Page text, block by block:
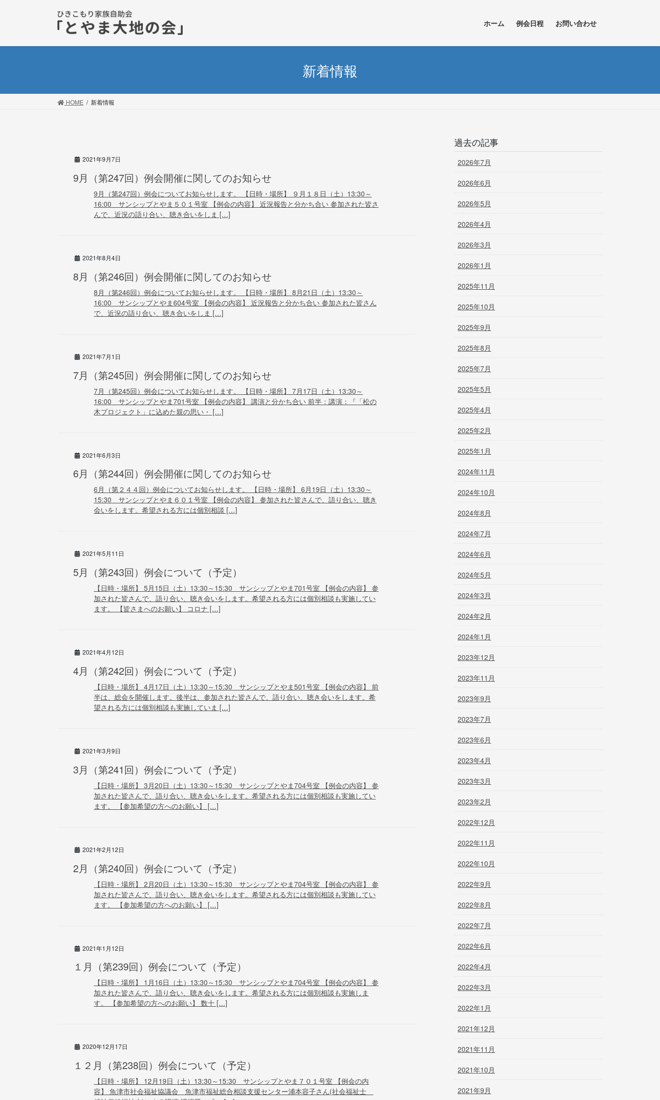
ホーム 例会日程 お問い合わせ
新着情報
HOME 新着情報
2021年9月7日
9月（第247回）例会開催に関してのお知らせ
9月（第247回）例会についてお知らせします。 【日時・場所】 ９月１８日（土）13:30～
16:00 サンシップとやま５０１号室 【例会の内容】 近況報告と分かち合い 参加された皆さ
んで、近況の語り合い、聴き合いをしま […]
2021年8月4日
8月（第246回）例会開催に関してのお知らせ
8月（第246回）例会についてお知らせします。 【日時・場所】 8月21日（土）13:30～
16:00 サンシップとやま604号室 【例会の内容】 近況報告と分かち合い 参加された皆さん
で、近況の語り合い、聴き合いをしま […]
2021年7月1日
7月（第245回）例会開催に関してのお知らせ
7月（第245回）例会についてお知らせします。 【日時・場所】 7月17日（土）13:30～
16:00 サンシップとやま701号室 【例会の内容】 講演と分かち合い 前半：講演：『「松の
木プロジェクト」に込めた親の思い・ […]
2021年6月3日
6月（第244回）例会開催に関してのお知らせ
6月（第２４４回）例会についてお知らせします。 【日時・場所】 6月19日（土）13:30～
15:30 サンシップとやま６０１号室 【例会の内容】 参加された皆さんで、語り合い、聴き
会いをします。希望される方には個別相談 […]
2021年5月11日
5月（第243回）例会について（予定）
【日時・場所】 5月15日（土）13:30～15:30 サンシップとやま701号室 【例会の内容】 参
加された皆さんで、語り合い、聴き会いをします。希望される方には個別相談も実施してい
ます。 【皆さまへのお願い】 コロナ […]
2021年4月12日
4月（第242回）例会について（予定）
【日時・場所】 4月17日（土）13:30～15:30 サンシップとやま501号室 【例会の内容】 前
半は、総会を開催します。後半は、参加された皆さんで、語り合い、聴き会いをします。希
望される方には個別相談も実施していま […]
2021年3月9日
3月（第241回）例会について（予定）
【日時・場所】 3月20日（土）13:30～15:30 サンシップとやま704号室 【例会の内容】 参
加された皆さんで、語り合い、聴き会いをします。希望される方には個別相談も実施してい
ます。 【参加希望の方へのお願い】 […]
2021年2月12日
2月（第240回）例会について（予定）
【日時・場所】 2月20日（土）13:30～15:30 サンシップとやま704号室 【例会の内容】 参
加された皆さんで、語り合い、聴き会いをします。希望される方には個別相談も実施してい
ます。 【参加希望の方へのお願い】 […]
2021年1月12日
１月（第239回）例会について（予定）
【日時・場所】 1月16日（土）13:30～15:30 サンシップとやま704号室 【例会の内容】 参
加された皆さんで、語り合い、聴き会いをします。希望される方には個別相談も実施しま
す。 【参加希望の方へのお願い】 数十 […]
2020年12月17日
１２月（第238回）例会について（予定）
【日時・場所】 12月19日（土）13:30～15:30 サンシップとやま７０１号室 【例会の内
容】 魚津市社会福祉協議会 魚津市福祉総合相談支援センター浦本容子さん(社会福祉士
過去の記事
2026年7月
2026年6月
2026年5月
2026年4月
2026年3月
2026年1月
2025年11月
2025年10月
2025年9月
2025年8月
2025年7月
2025年5月
2025年4月
2025年2月
2025年1月
2024年11月
2024年10月
2024年8月
2024年7月
2024年6月
2024年5月
2024年3月
2024年2月
2024年1月
2023年12月
2023年11月
2023年9月
2023年7月
2023年6月
2023年4月
2023年3月
2023年2月
2022年12月
2022年11月
2022年10月
2022年9月
2022年8月
2022年7月
2022年6月
2022年4月
2022年3月
2022年1月
2021年12月
2021年11月
2021年10月
2021年9月